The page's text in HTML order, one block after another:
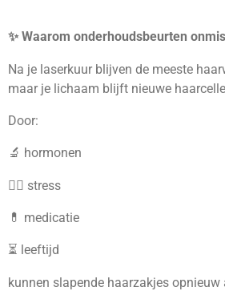
✨ Waarom onderhoudsbeurten
Na je laserkuur blijven de meeste
maar je lichaam blijft nieuwe
Door:
🔬 hormonen
🧘‍♀️ stress
💊 medicatie
⏳ leeftijd
kunnen slapende haarzakjes